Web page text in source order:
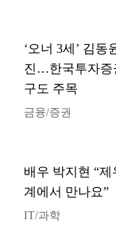
‘오너 3세’ 김동
진…한국투자증
구도 주목
금융/증권
배우 박지현 “제
계에서 만나요”
IT/과학